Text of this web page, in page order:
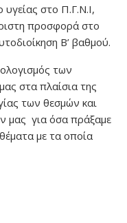
στο Π.Γ.Ν.Ι,
προσφορά στο
Β’ βαθμού.
των
στα πλαίσια της
των θεσμών και
μας για όσα πράξαμε
με τα οποία